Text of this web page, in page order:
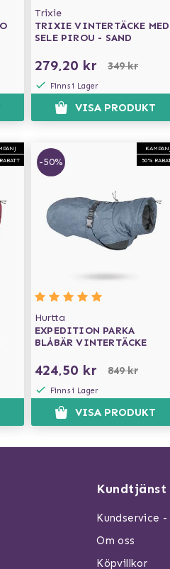
Trixie
TRIXIE VINTERTÄCKE MED
SELE PIROU - SAND
279,20 kr 349 kr
Finns i Lager
VISA PRODUKT
KAMPANJ
50%
-50%
Hurtta
EXPEDITION PARKA
BLÅBÄR VINTERTÄCKE
424,50 kr 849 kr
Finns i Lager
VISA PRODUKT
Kundtjänst
Kundservice -
Om oss
Köpvillkor